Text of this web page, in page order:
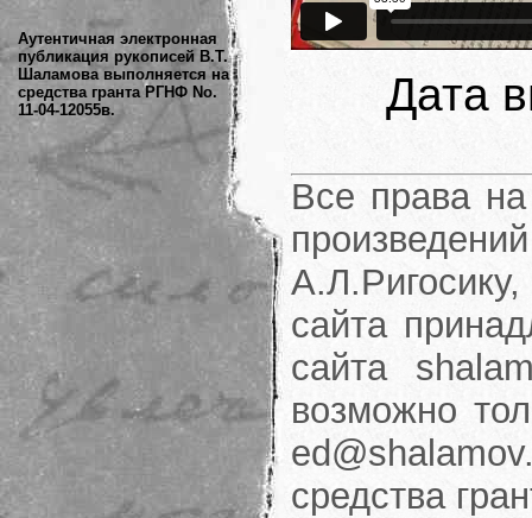
Аутентичная электронная
публикация рукописей В.Т.
Шаламова выполняется на
средства гранта РГНФ No.
11-04-12055в.
Дата
Все права на
сайта
сайта
возможно
средства